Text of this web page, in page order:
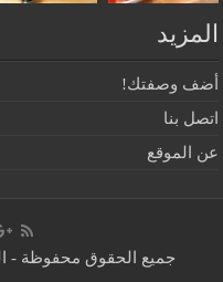
المزيد
أضف وصفتك!
اتصل بنا
عن الموقع
جميع الحقوق محفوظة -